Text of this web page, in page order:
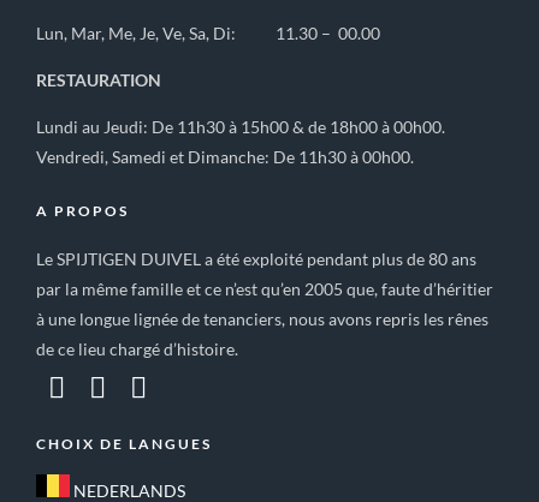
Lun, Mar, Me, Je, Ve, Sa, Di: 11.30 – 00.00
RESTAURATION
Lundi au Jeudi: De 11h30 à 15h00 & de 18h00 à 00h00.
Vendredi, Samedi et Dimanche: De 11h30 à 00h00.
A PROPOS
Le SPIJTIGEN DUIVEL a été exploité pendant plus de 80 ans
par la même famille et ce n’est qu’en 2005 que, faute d’héritier
à une longue lignée de tenanciers, nous avons repris les rênes
de ce lieu chargé d’histoire.
CHOIX DE LANGUES
NEDERLANDS